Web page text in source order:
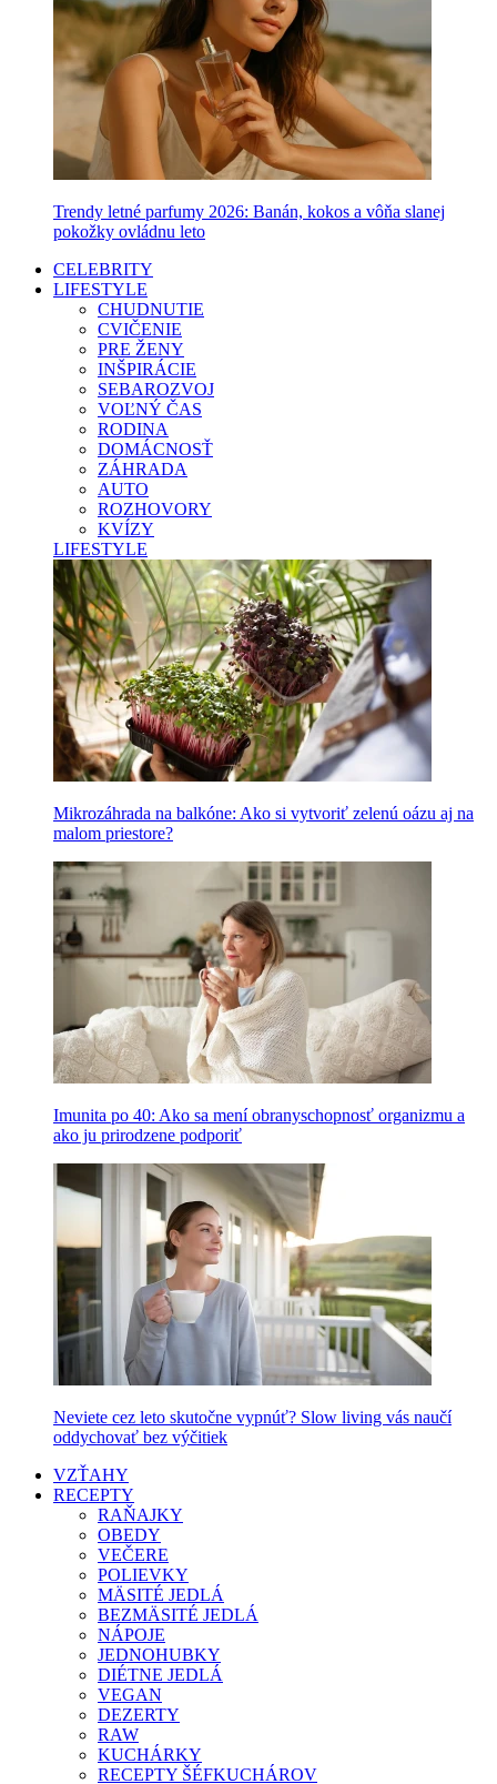
Trendy letné parfumy 2026: Banán, kokos a vôňa slanej
pokožky ovládnu leto
CELEBRITY
LIFESTYLE
CHUDNUTIE
CVIČENIE
PRE ŽENY
INŠPIRÁCIE
SEBAROZVOJ
VOĽNÝ ČAS
RODINA
DOMÁCNOSŤ
ZÁHRADA
AUTO
ROZHOVORY
KVÍZY
LIFESTYLE
Mikrozáhrada na balkóne: Ako si vytvoriť zelenú oázu aj na
malom priestore?
Imunita po 40: Ako sa mení obranyschopnosť organizmu a
ako ju prirodzene podporiť
Neviete cez leto skutočne vypnúť? Slow living vás naučí
oddychovať bez výčitiek
VZŤAHY
RECEPTY
RAŇAJKY
OBEDY
VEČERE
POLIEVKY
MÄSITÉ JEDLÁ
BEZMÄSITÉ JEDLÁ
NÁPOJE
JEDNOHUBKY
DIÉTNE JEDLÁ
VEGAN
DEZERTY
RAW
KUCHÁRKY
RECEPTY ŠÉFKUCHÁROV